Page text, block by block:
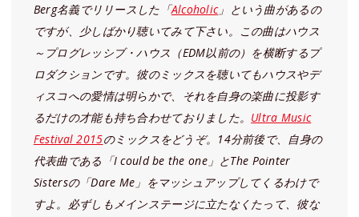
Berg名義でリリースした「Alcoholic」という曲があるの
ですが、少しばかり聴いてみて下さい。この曲はハウス
～プログレッシブ・ハウス（EDM以前の）を横断するプ
ロダクションです。彼のミックスを聴いてもハウスやデ
ィスコへの愛情は明らかで、それを自身の楽曲に投影す
るだけの才能も持ち合わせておりました。 Ultra Music
Festival 2015のミックスをどうぞ。14分前後で、自身の
代表曲である「I could be the one」とThe Pointer
Sistersの「Dare Me」をマッシュアップしてくるわけで
すよ。必ずしもメインステージに立たなくたって、彼な